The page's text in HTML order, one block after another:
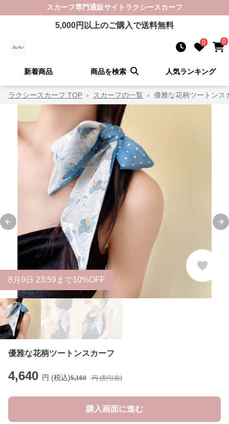
スカーフ専門通販サイト ラクシースカーフ
5,000円以上のご購入で送料無料
0 0
新着商品 商品を検索 人気ランキング
ラクシースカーフ TOP › スカーフの一覧 › 優雅な花柄ツートンス
Previous slide
8 月 9 日 23:59まで10%OFF
優雅な花柄ツートンスカーフ
4,640 円 (税込)5,160 円 (割引前)
購入画面に進む